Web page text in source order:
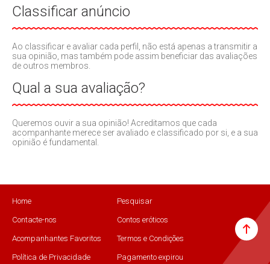
Classificar anúncio
Ao classificar e avaliar cada perfil, não está apenas a transmitir a
sua opinião, mas também pode assim beneficiar das avaliações
de outros membros.
Qual a sua avaliação?
Queremos ouvir a sua opinião! Acreditamos que cada
acompanhante merece ser avaliado e classificado por si, e a sua
opinião é fundamental.
Home Pesquisar
Contacte-nos Contos eróticos
Acompanhantes Favoritos Termos e Condições
Política de Privacidade Pagamento expirou